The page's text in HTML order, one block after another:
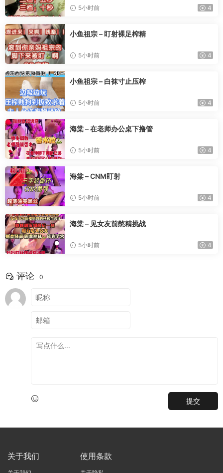
5小时前 4
小鱼祖宗 – 盯射裸足榨精
5小时前 4
小鱼祖宗 – 白袜寸止压榨
5小时前 4
海棠 – 在老师办公桌下撸管
5小时前 4
海棠 – CNM盯射
5小时前 4
海棠 – 见女友前憋精挑战
5小时前 4
评论 0
提交
关于我们 使用条款